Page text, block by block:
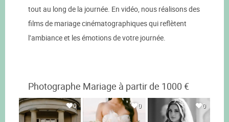
tout au long de la journée. En vidéo, nous réalisons des
films de mariage cinématographiques qui reflètent
l’ambiance et les émotions de votre journée.
Photographe Mariage à partir de 1000 €
0 0 0